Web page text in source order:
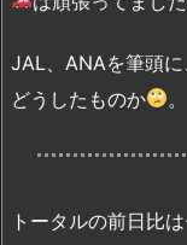
JAL、ANAを筆頭に
どうしたものか
。
トータルの前日比は